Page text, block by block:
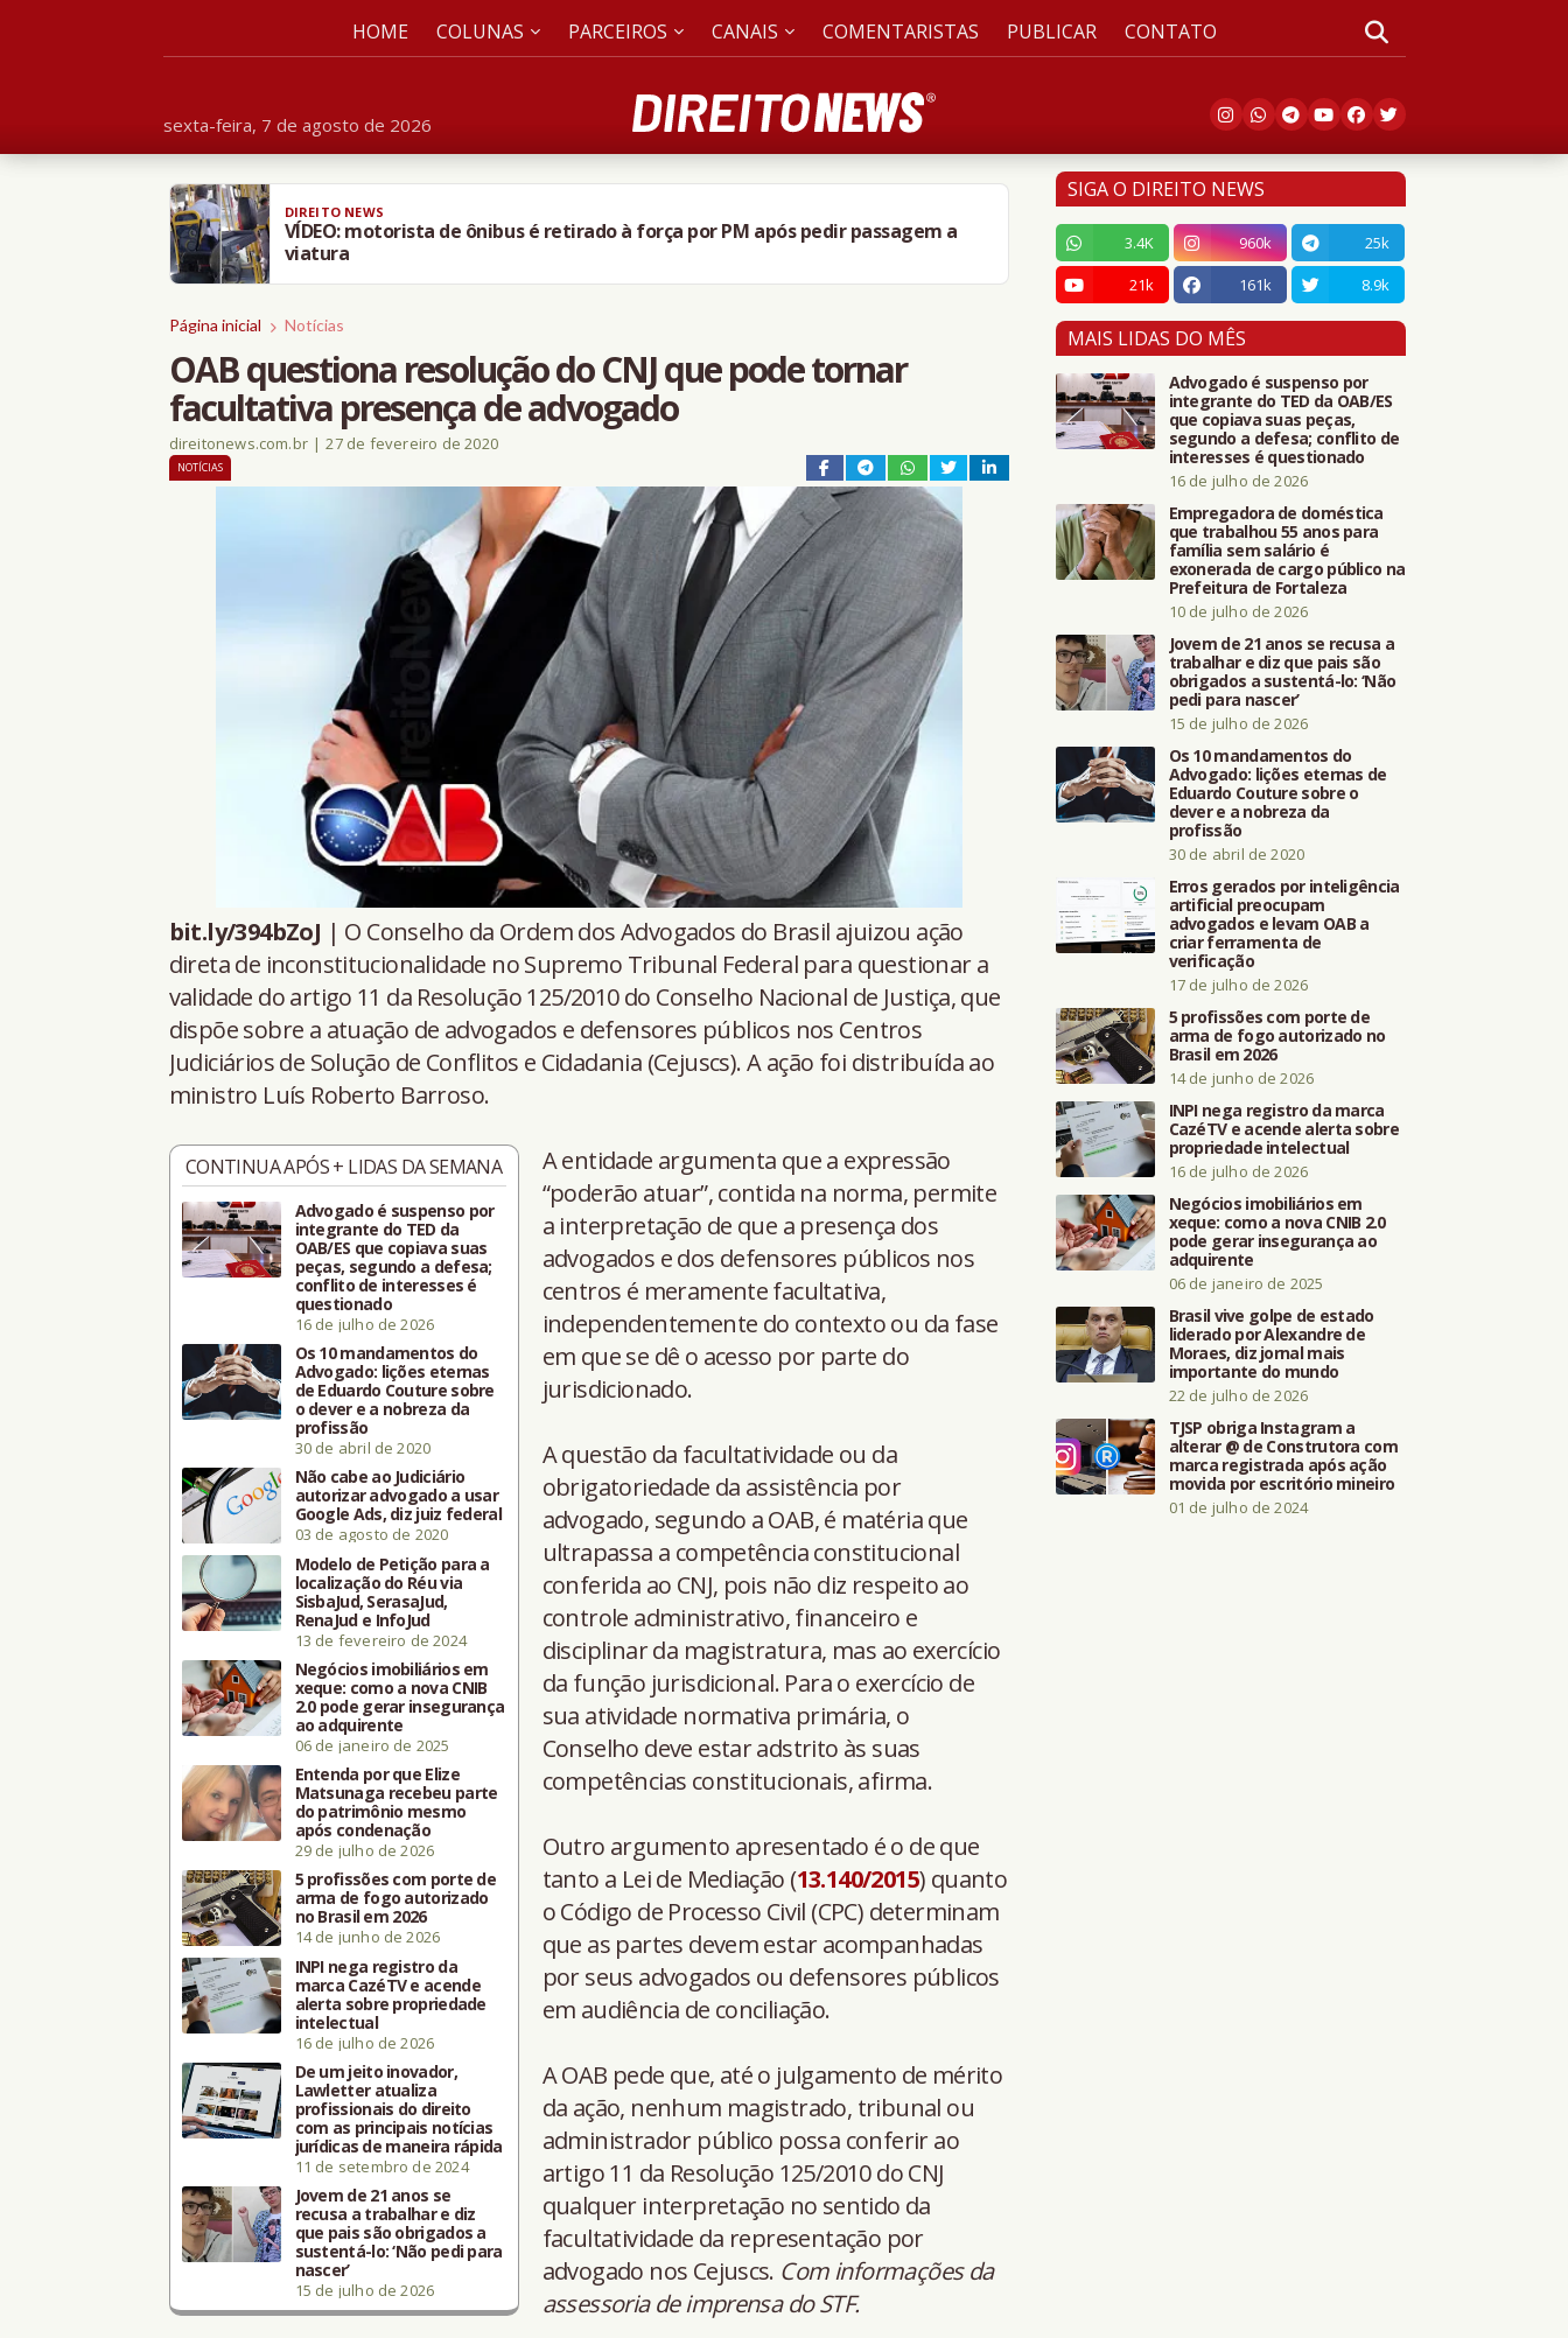
sexta-feira, 7 de agosto de 2026
HOME COLUNAS PARCEIROS CANAIS COMENTARISTAS PUBLICAR CONTATO
DIREITO NEWS
VÍDEO: motorista de ônibus é retirado à força por PM após pedir passagem a
viatura
Página inicial Notícias
OAB questiona resolução do CNJ que pode tornar
facultativa presença de advogado
direitonews.com.br | 27 de fevereiro de 2020
NOTÍCIAS
bit.ly/394bZoJ | O Conselho da Ordem dos Advogados do Brasil ajuizou ação
direta de inconstitucionalidade no Supremo Tribunal Federal para questionar a
validade do artigo 11 da Resolução 125/2010 do Conselho Nacional de Justiça, que
dispõe sobre a atuação de advogados e defensores públicos nos Centros
Judiciários de Solução de Conflitos e Cidadania (Cejuscs). A ação foi distribuída ao
ministro Luís Roberto Barroso.
CONTINUA APÓS + LIDAS DA SEMANA
Advogado é suspenso por
integrante do TED da
OAB/ES que copiava suas
peças, segundo a defesa;
conflito de interesses é
questionado
16 de julho de 2026
Os 10 mandamentos do
Advogado: lições eternas
de Eduardo Couture sobre
o dever e a nobreza da
profissão
30 de abril de 2020
Não cabe ao Judiciário
autorizar advogado a usar
Google Ads, diz juiz federal
03 de agosto de 2020
Modelo de Petição para a
localização do Réu via
SisbaJud, SerasaJud,
RenaJud e InfoJud
13 de fevereiro de 2024
Negócios imobiliários em
xeque: como a nova CNIB
2.0 pode gerar insegurança
ao adquirente
06 de janeiro de 2025
Entenda por que Elize
Matsunaga recebeu parte
do patrimônio mesmo
após condenação
29 de julho de 2026
5 profissões com porte de
arma de fogo autorizado
no Brasil em 2026
14 de junho de 2026
INPI nega registro da
marca CazéTV e acende
alerta sobre propriedade
intelectual
16 de julho de 2026
De um jeito inovador,
Lawletter atualiza
profissionais do direito
com as principais notícias
jurídicas de maneira rápida
11 de setembro de 2024
Jovem de 21 anos se
recusa a trabalhar e diz
que pais são obrigados a
sustentá-lo: ‘Não pedi para
nascer’
15 de julho de 2026
A entidade argumenta que a expressão
“poderão atuar”, contida na norma, permite
a interpretação de que a presença dos
advogados e dos defensores públicos nos
centros é meramente facultativa,
independentemente do contexto ou da fase
em que se dê o acesso por parte do
jurisdicionado.
A questão da facultatividade ou da
obrigatoriedade da assistência por
advogado, segundo a OAB, é matéria que
ultrapassa a competência constitucional
conferida ao CNJ, pois não diz respeito ao
controle administrativo, financeiro e
disciplinar da magistratura, mas ao exercício
da função jurisdicional. Para o exercício de
sua atividade normativa primária, o
Conselho deve estar adstrito às suas
competências constitucionais, afirma.
Outro argumento apresentado é o de que
tanto a Lei de Mediação (13.140/2015) quanto
o Código de Processo Civil (CPC) determinam
que as partes devem estar acompanhadas
por seus advogados ou defensores públicos
em audiência de conciliação.
A OAB pede que, até o julgamento de mérito
da ação, nenhum magistrado, tribunal ou
administrador público possa conferir ao
artigo 11 da Resolução 125/2010 do CNJ
qualquer interpretação no sentido da
facultatividade da representação por
advogado nos Cejuscs. Com informações da
assessoria de imprensa do STF.
SIGA O DIREITO NEWS
3.4K 960k
25k
21k
161k 8.9k
MAIS LIDAS DO MÊS
Advogado é suspenso por
integrante do TED da OAB/ES
que copiava suas peças,
segundo a defesa; conflito de
interesses é questionado
16 de julho de 2026
Empregadora de doméstica
que trabalhou 55 anos para
família sem salário é
exonerada de cargo público na
Prefeitura de Fortaleza
10 de julho de 2026
Jovem de 21 anos se recusa a
trabalhar e diz que pais são
obrigados a sustentá-lo: ‘Não
pedi para nascer’
15 de julho de 2026
Os 10 mandamentos do
Advogado: lições eternas de
Eduardo Couture sobre o
dever e a nobreza da
profissão
30 de abril de 2020
Erros gerados por inteligência
artificial preocupam
advogados e levam OAB a
criar ferramenta de
verificação
17 de julho de 2026
5 profissões com porte de
arma de fogo autorizado no
Brasil em 2026
14 de junho de 2026
INPI nega registro da marca
CazéTV e acende alerta sobre
propriedade intelectual
16 de julho de 2026
Negócios imobiliários em
xeque: como a nova CNIB 2.0
pode gerar insegurança ao
adquirente
06 de janeiro de 2025
Brasil vive golpe de estado
liderado por Alexandre de
Moraes, diz jornal mais
importante do mundo
22 de julho de 2026
TJSP obriga Instagram a
alterar @ de Construtora com
marca registrada após ação
movida por escritório mineiro
01 de julho de 2024